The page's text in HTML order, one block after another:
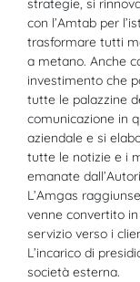
strategie, si
con l’Amtab per
trasformare tutti
a metano. Anche
investimento che
tutte le palazzine
comunicazione in
aziendale e si
tutte le notizie e i
emanate
L’Amgas
venne convertito
servizio verso i
L’incarico di
società esterna.